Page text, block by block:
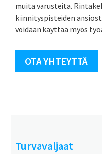
muita varusteita.
kiinnityspisteiden
voidaan käyttää myös
OTA YHTEYTTÄ
Turvavaljaat